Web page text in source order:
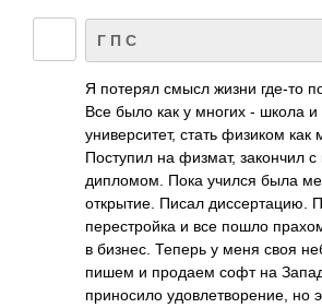
Г П С
Я потерял смысл жизни где-то
Все было как у многих - школа и
университет, стать физиком как
Поступил на физмат, закончил
дипломом. Пока учился была
открытие. Писал диссертацию.
перестройка и все пошло
в бизнес. Теперь у меня своя
пишем и продаем софт на
приносило удовлетворение, но